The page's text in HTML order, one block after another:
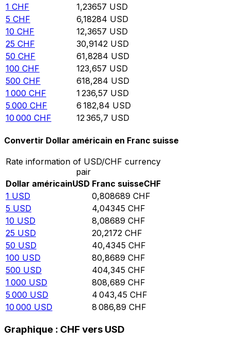
1 CHF 1,23657 USD
5 CHF 6,18284 USD
10 CHF 12,3657 USD
25 CHF 30,9142 USD
50 CHF 61,8284 USD
100 CHF 123,657 USD
500 CHF 618,284 USD
1 000 CHF 1 236,57 USD
5 000 CHF 6 182,84 USD
10 000 CHF 12 365,7 USD
Convertir Dollar américain en Franc suisse
Rate information of USD/CHF currency
pair
Dollar américainUSD Franc suisseCHF
1 USD 0,808689 CHF
5 USD 4,04345 CHF
10 USD 8,08689 CHF
25 USD 20,2172 CHF
50 USD 40,4345 CHF
100 USD 80,8689 CHF
500 USD 404,345 CHF
1 000 USD 808,689 CHF
5 000 USD 4 043,45 CHF
10 000 USD 8 086,89 CHF
Graphique : CHF vers USD